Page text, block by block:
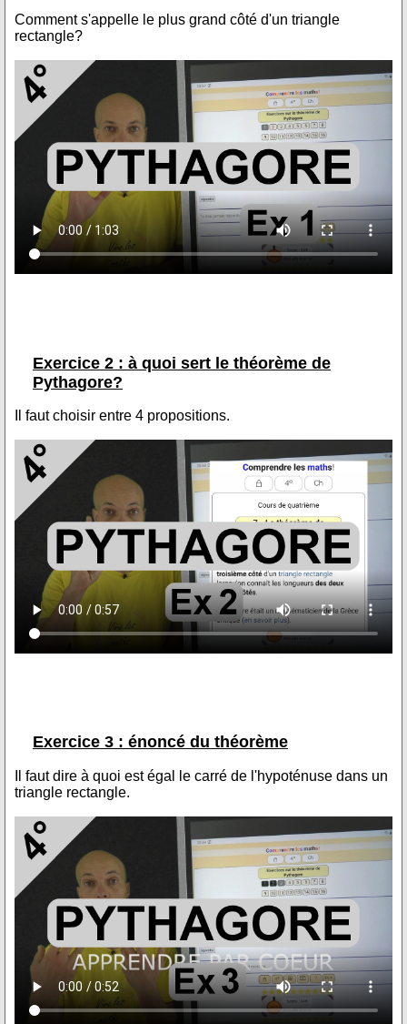
Comment s'appelle le plus grand côté d'un triangle
rectangle?
Exercice 2 : à quoi sert le théorème de
Pythagore?
Il faut choisir entre 4 propositions.
Exercice 3 : énoncé du théorème
Il faut dire à quoi est égal le carré de l'hypoténuse dans un
triangle rectangle.